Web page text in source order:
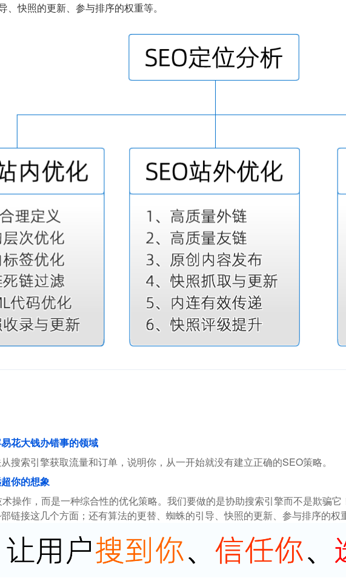
、快照的更新、参与排序的权重等。
花大钱办错事的领域
搜索引擎获取流量和订单，说明你，从一开始就没有建立正确的SEO策略。
你的想象
操作，而是一种综合性的优化策略。我们要做的是协助搜索引擎而不是欺骗
链接这几个方面；还有算法的更替、蜘蛛的引导、快照的更新、参与排序的权